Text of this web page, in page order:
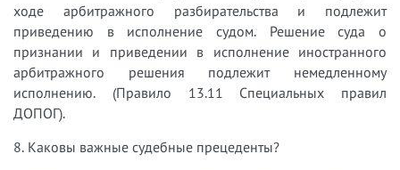
ходе арбитражного разбирательства и подлежит
приведению в исполнение судом. Решение суда о
признании и приведении в исполнение иностранного
арбитражного решения подлежит немедленному
исполнению. (Правило 13.11 Специальных правил
ДОПОГ).
8. Каковы важные судебные прецеденты?